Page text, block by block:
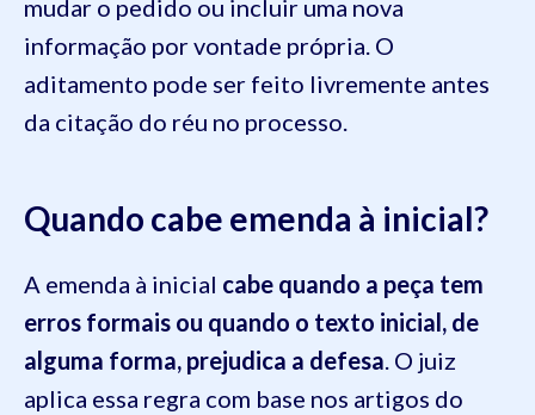
mudar o pedido ou incluir uma nova
informação por vontade própria. O
aditamento pode ser feito livremente antes
da citação do réu no processo.
Quando cabe emenda à inicial?
A emenda à inicial cabe quando a peça tem
erros formais ou quando o texto inicial, de
alguma forma, prejudica a defesa. O juiz
aplica essa regra com base nos artigos do